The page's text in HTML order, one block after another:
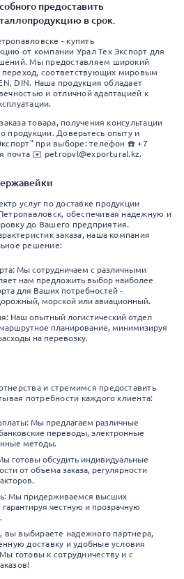
предоставить
в срок.
- купить
от компании Урал Тех Экспорт для
Мы предоставляем широкий
соответствующих мировым
DIN. Наша продукция обладает
и отличной адаптацией к
товара, получения консультации
продукции. Доверьтесь опыту и
при выборе: телефон ☎️ +7
почта ✉️ petropvl@exportural.kz.
услуг по доставке продукции
обеспечивая надежную и
до Вашего предприятия.
заказа, наша компания
решение:
Мы сотрудничаем с различными
нам предложить выбор наиболее
для Ваших потребностей -
морской или авиационный.
Наш опытный логистический отдел
планирование, минимизируя
на перевозку.
и стремимся предоставить
потребности каждого клиента:
Мы предлагаем различные
переводы, электронные
методы.
готовы обсудить индивидуальные
от объема заказа, регулярности
Мы придерживаемся высших
честную и прозрачную
вы выбираете надежного партнера,
доставку и удобные условия
готовы к сотрудничеству и с